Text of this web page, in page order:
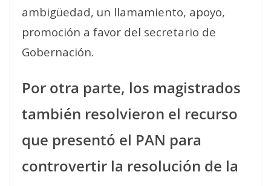
ambigüedad, un llamamiento, apoyo,
promoción a favor del secretario de
Gobernación.
Por otra parte, los magistrados
también resolvieron el recurso
que presentó el PAN para
controvertir la resolución de la